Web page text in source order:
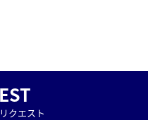
クエスト